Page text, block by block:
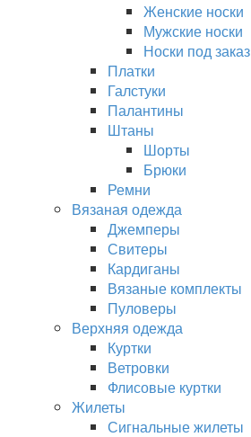
Женские носки
Мужские носки
Носки под заказ
Платки
Галстуки
Палантины
Штаны
Шорты
Брюки
Ремни
Вязаная одежда
Джемперы
Свитеры
Кардиганы
Вязаные комплекты
Пуловеры
Верхняя одежда
Куртки
Ветровки
Флисовые куртки
Жилеты
Сигнальные жилеты